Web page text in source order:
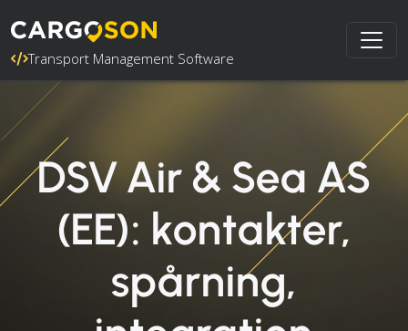
Transport Management Software
DSV Air & Sea AS
(EE): kontakter,
spårning,